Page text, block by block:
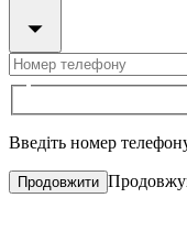
Введіть номер
Продовжити